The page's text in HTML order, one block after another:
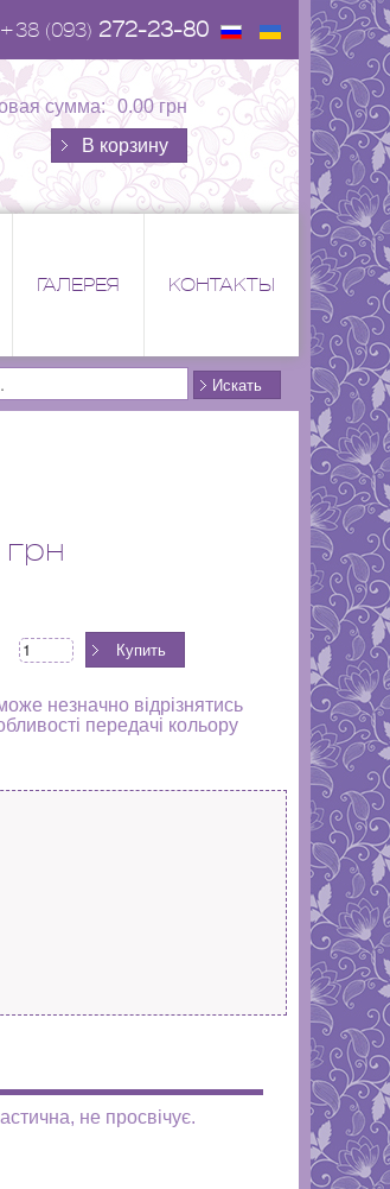
+38 (093) 272-23-80
сумма: 0.00 грн
В корзину
ГАЛЕРЕЯ КОНТАКТЫ
Искать
незначно відрізнятись
передачі кольору
не просвічує.